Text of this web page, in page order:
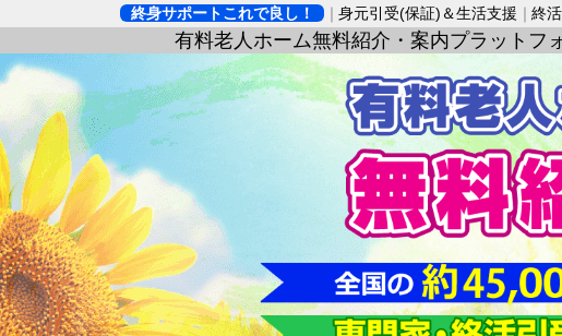
終身サポートこれで良し！ 身元引受(保証)＆生活支援 終
有料老人ホーム無料紹介・案内プラットフ